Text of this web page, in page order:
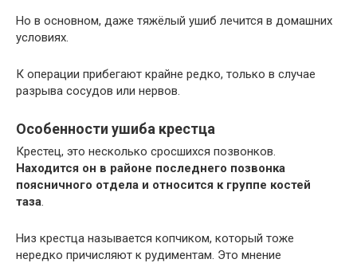
Но в основном, даже тяжёлый ушиб лечится в домашних
условиях.
К операции прибегают крайне редко, только в случае
разрыва сосудов или нервов.
Особенности ушиба крестца
Крестец, это несколько сросшихся позвонков.
Находится он в районе последнего позвонка
поясничного отдела и относится к группе костей
таза.
Низ крестца называется копчиком, который тоже
нередко причисляют к рудиментам. Это мнение